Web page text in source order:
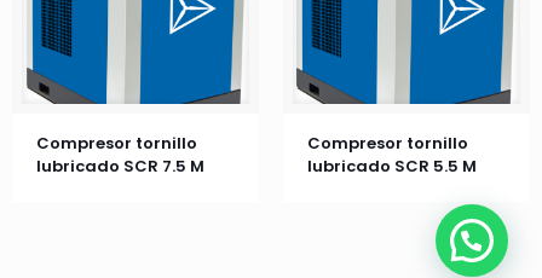
Compresor tornillo
lubricado SCR 7.5 M
Compresor tornillo
lubricado SCR 5.5 M